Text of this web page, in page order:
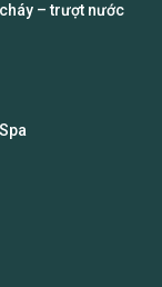
– trượt nước